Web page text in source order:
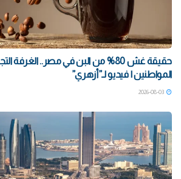
حقيقة غش 80% من البن في مصر..
المواطنين | فيديو لـ”أزهري”